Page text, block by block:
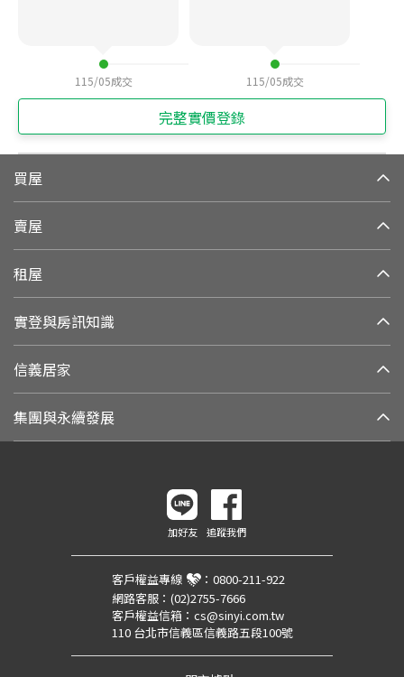
115/05成交 115/05成交
完整實價登錄
買屋
賣屋
租屋
實登與房訊知識
信義居家
集團與永續發展
加好友 追蹤我們
客戶權益專線 ： 0800-211-922
網路客服： (02)2755-7666
客戶權益信箱： cs@sinyi.com.tw
110 台北市信義區信義路五段100號